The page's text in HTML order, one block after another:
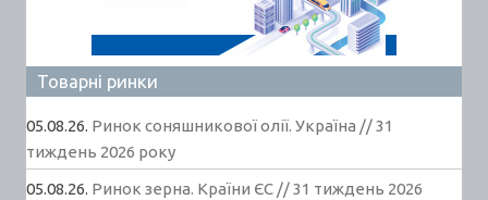
Товарні ринки
05.08.26. Ринок соняшникової олії. Україна // 31
тиждень 2026 року
05.08.26. Ринок зерна. Країни ЄС // 31 тиждень 2026